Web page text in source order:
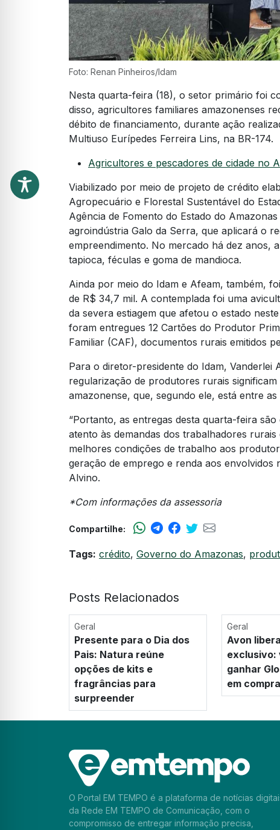
Foto: Renan Pinheiros/Idam
Nesta quarta-feira (18), o setor primário foi
disso, agricultores familiares amazonenses
débito de financiamento, durante ação
Multiuso Eurípedes Ferreira Lins, na BR-174.
Agricultores e pescadores de cidade no
Viabilizado por meio de projeto de crédito
Agropecuário e Florestal Sustentável do
Agência de Fomento do Estado do
agroindústria Galo da Serra, que aplicará o
empreendimento. No mercado há dez anos,
tapioca, féculas e goma de mandioca.
Ainda por meio do Idam e Afeam, também,
de R$ 34,7 mil. A contemplada foi uma
da severa estiagem que afetou o estado
foram entregues 12 Cartões do Produtor
Familiar (CAF), documentos rurais emitidos
Para o diretor-presidente do Idam, Vanderlei
regularização de produtores rurais
amazonense, que, segundo ele, está entre
“Portanto, as entregas desta quarta-feira
atento às demandas dos trabalhadores
melhores condições de trabalho aos
geração de emprego e renda aos envolvidos
Alvino.
*Com informações da assessoria
Compartilhe:
Tags: crédito, Governo do Amazonas,
Posts Relacionados
Geral
Presente para o Dia dos
Pais: Natura reúne
opções de kits e
fragrâncias para
surpreender
Geral
Avon
exclusivo:
ganhar
em
O Portal EM TEMPO é a plataforma de notícias
da Rede EM TEMPO de Comunicação, com o
compromisso de entregar informação precisa,